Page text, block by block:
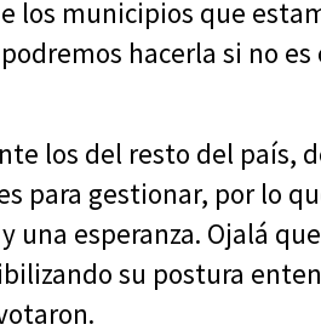
los municipios que
hacerla si no es
los del resto del país,
para gestionar, por lo
esperanza. Ojalá
su postura